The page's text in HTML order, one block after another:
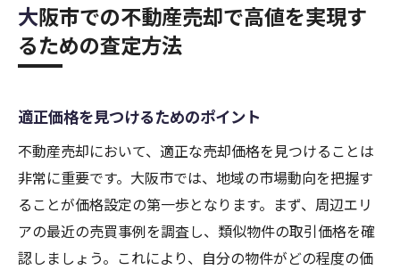
大阪市での不動産売却で高値を実現す
るための査定方法
適正価格を見つけるためのポイント
不動産売却において、適正な売却価格を見つけることは
非常に重要です。大阪市では、地域の市場動向を把握す
ることが価格設定の第一歩となります。まず、周辺エリ
アの最近の売買事例を調査し、類似物件の取引価格を確
認しましょう。これにより、自分の物件がどの程度の価